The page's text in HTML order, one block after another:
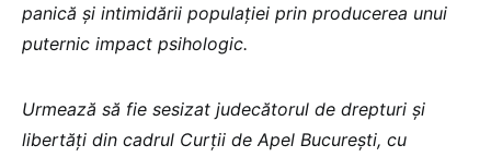
panică și intimidării populației prin producerea unui
puternic impact psihologic.
Urmează să fie sesizat judecătorul de drepturi și
libertăți din cadrul Curții de Apel București, cu